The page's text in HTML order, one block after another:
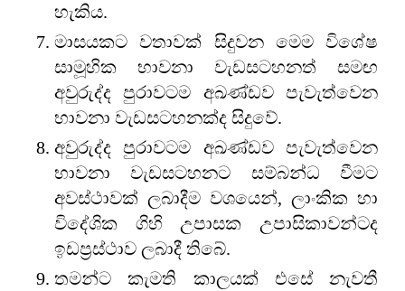
හැකිය.
මාසයකට වතාවක් සිදුවන මෙම විශේෂ
සාමූහික භාවනා වැඩසටහනත් සමඟ
අවුරුද්ද පුරාවටම අඛණ්ඩව පැවැත්වෙන
භාවනා වැඩසටහනක්ද සිදුවේ.
අවුරුද්ද පුරාවටම අඛණ්ඩව පැවැත්වෙන
භාවනා වැඩසටහනට සම්බන්ධ වීමට
අවස්ථාවක් ලබාදීම වශයෙන්, ලාංකික හා
විදේශික ගිහි උපාසක උපාසිකාවන්ටද
ඉඩප්‍රස්ථාව ලබාදී තිබේ.
තමන්ට කැමති කාලයක් එසේ නැවතී